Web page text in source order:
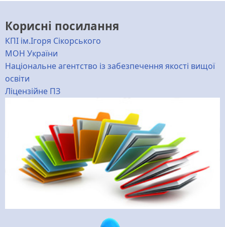
Корисні посилання
КПІ ім.Ігоря Сікорського
МОН України
Національне агентство із забезпечення якості вищої
освіти
Ліцензійне ПЗ